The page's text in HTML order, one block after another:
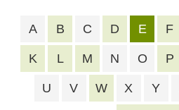
A B C D E F
K L M N O P
U V W X Y